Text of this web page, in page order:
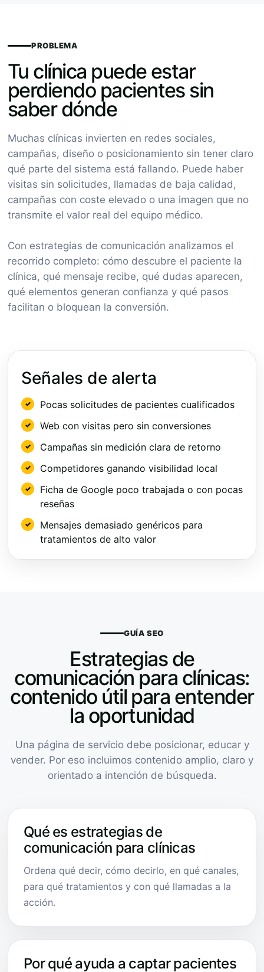
PROBLEMA
Tu clínica puede estar
perdiendo pacientes sin
saber dónde
Muchas clínicas invierten en redes sociales,
campañas, diseño o posicionamiento sin tener claro
qué parte del sistema está fallando. Puede haber
visitas sin solicitudes, llamadas de baja calidad,
campañas con coste elevado o una imagen que no
transmite el valor real del equipo médico.
Con estrategias de comunicación analizamos el
recorrido completo: cómo descubre el paciente la
clínica, qué mensaje recibe, qué dudas aparecen,
qué elementos generan confianza y qué pasos
facilitan o bloquean la conversión.
Señales de alerta
Pocas solicitudes de pacientes cualificados
Web con visitas pero sin conversiones
Campañas sin medición clara de retorno
Competidores ganando visibilidad local
Ficha de Google poco trabajada o con pocas
reseñas
Mensajes demasiado genéricos para
tratamientos de alto valor
GUÍA SEO
Estrategias de
comunicación para clínicas:
contenido útil para entender
la oportunidad
Una página de servicio debe posicionar, educar y
vender. Por eso incluimos contenido amplio, claro y
orientado a intención de búsqueda.
Qué es estrategias de
comunicación para clínicas
Ordena qué decir, cómo decirlo, en qué canales,
para qué tratamientos y con qué llamadas a la
acción.
Por qué ayuda a captar pacientes